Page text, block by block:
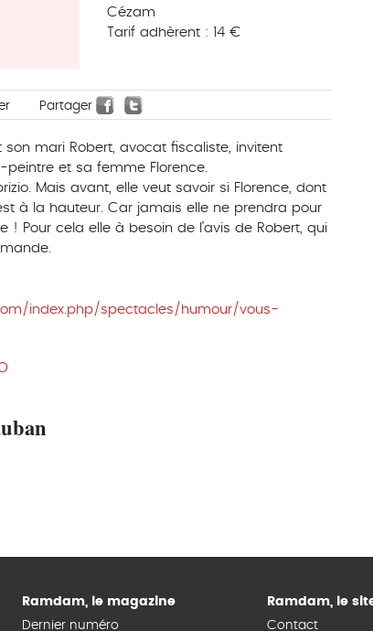
Cézam
Tarif adhèrent : 14 €
Partager
son mari Robert, avocat fiscaliste, invitent
peintre et sa femme Florence.
Mais avant, elle veut savoir si Florence, dont
à la hauteur. Car jamais elle ne prendra pour
! Pour cela elle à besoin de l’avis de Robert, qui
index.php/spectacles/humour/vous-
Ramdam, le magazine
Dernier numéro
Ramdam, le
Contact